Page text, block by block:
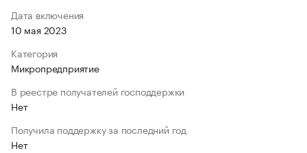
Дата включения
10 мая 2023
Категория
Микропредприятие
В реестре получателей господдержки
Нет
Получила поддержку за последний год
Нет